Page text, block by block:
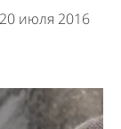
июля 2016